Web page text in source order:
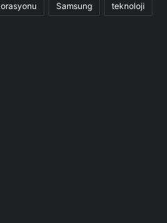
Samsung teknoloji